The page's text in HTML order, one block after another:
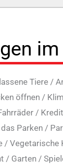
im
Tiere /
öffnen/
/
Parken/
/ Vegetarische
/ Garten /